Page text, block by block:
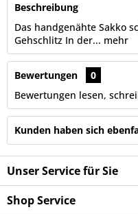
Beschreibung
Das handgenähte Sakko
Gehschlitz In der... mehr
Bewertungen
0
Bewertungen lesen,
Kunden haben sich
Unser Service für Sie
Shop Service